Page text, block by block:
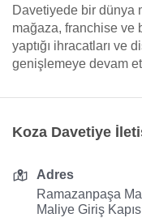
Davetiyede bir dünya
mağaza, franchise ve
yaptığı ihracatları ve
genişlemeye devam
Koza Davetiye
Adres
Ramazanpaşa
Maliye Giriş